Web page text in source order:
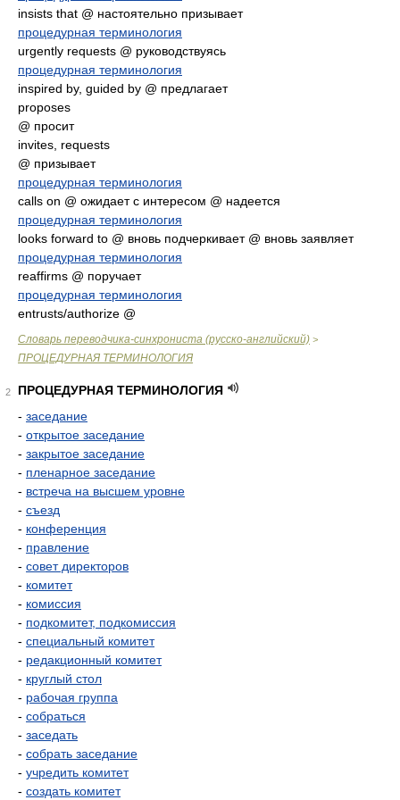
insists that @ настоятельно призывает
процедурная терминология
urgently requests @ руководствуясь
процедурная терминология
inspired by, guided by @ предлагает
proposes
@ просит
invites, requests
@ призывает
процедурная терминология
calls on @ ожидает с интересом @ надеется
процедурная терминология
looks forward to @ вновь подчеркивает @ вновь заявляет
процедурная терминология
reaffirms @ поручает
процедурная терминология
entrusts/authorize @
Словарь переводчика-синхрониста (русско-английский) >
ПРОЦЕДУРНАЯ ТЕРМИНОЛОГИЯ
2
ПРОЦЕДУРНАЯ ТЕРМИНОЛОГИЯ
- заседание
- открытое заседание
- закрытое заседание
- пленарное заседание
- встреча на высшем уровне
- съезд
- конференция
- правление
- совет директоров
- комитет
- комиссия
- подкомитет, подкомиссия
- специальный комитет
- редакционный комитет
- круглый стол
- рабочая группа
- собраться
- заседать
- собрать заседание
- учредить комитет
- создать комитет